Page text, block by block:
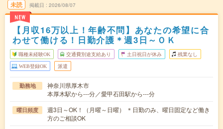
未読
NEW
掲載日 2026/08/07
【月収16万以上！年齢不問】あなたの希望に合
わせて働ける！日勤介護＊週3日～ＯＫ
職種未経験OK 交通費別途支給あり 土日祝日が休み 残業なし
WEB登録OK 派遣
勤務地
神奈川県厚木市
本厚木駅から---分／愛甲石田駅から---分
曜日頻度
週3日～OK！（月曜～日曜） ＊日勤のみ、曜日固定など働き
方のご相談OK